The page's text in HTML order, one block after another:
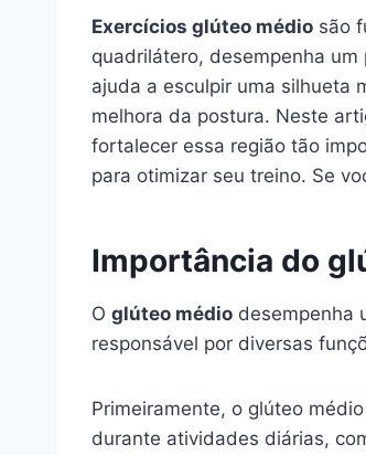
Exercícios glúteo médio são
quadrilátero, desempenha
ajuda a esculpir uma silhueta
melhora da postura. Neste
fortalecer essa região tão
para otimizar seu treino. Se
Importância do
O glúteo médio desempenha
responsável por diversas
Primeiramente, o glúteo
durante atividades diárias,